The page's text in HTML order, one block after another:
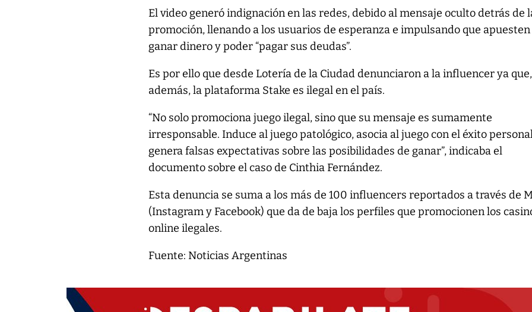
El video generó indignación en las redes, debido al mensaje oculto detrás de
promoción, llenando a los usuarios de esperanza e impulsando que
ganar dinero y poder “pagar sus deudas”.
Es por ello que desde Lotería de la Ciudad denunciaron a la influencer ya que,
además, la plataforma Stake es ilegal en el país.
“No solo promociona juego ilegal, sino que su mensaje es sumamente
irresponsable. Induce al juego patológico, asocia al juego con el éxito
genera falsas expectativas sobre las posibilidades de ganar”, indicaba el
documento sobre el caso de Cinthia Fernández.
Esta denuncia se suma a los más de 100 influencers reportados a través de
(Instagram y Facebook) que da de baja los perfiles que promocionen los
online ilegales.
Fuente: Noticias Argentinas